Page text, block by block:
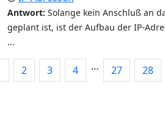
Antwort: Solange kein Anschluß an
geplant ist, ist der Aufbau der IP-
...
2 3 4 … 27 28